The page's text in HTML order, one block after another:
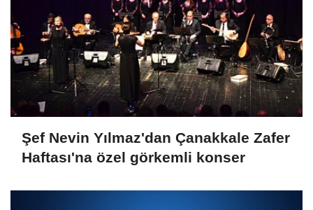
Şef Nevin Yılmaz'dan Çanakkale Zafer
Haftası'na özel görkemli konser